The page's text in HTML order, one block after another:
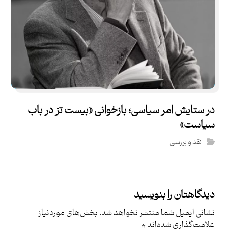
در ستایش امر سیاسی؛ بازخوانی «بیست تز در باب
سیاست»
نقد و بررسی
دیدگاهتان را بنویسید
نشانی ایمیل شما منتشر نخواهد شد.بخش‌های موردنیاز
علامت‌گذاری شده‌اند*